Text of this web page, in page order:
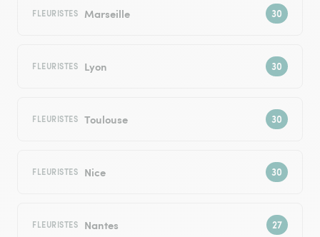
FLEURISTES Marseille
FLEURISTES Lyon
FLEURISTES Toulouse
FLEURISTES Nice
FLEURISTES Nantes